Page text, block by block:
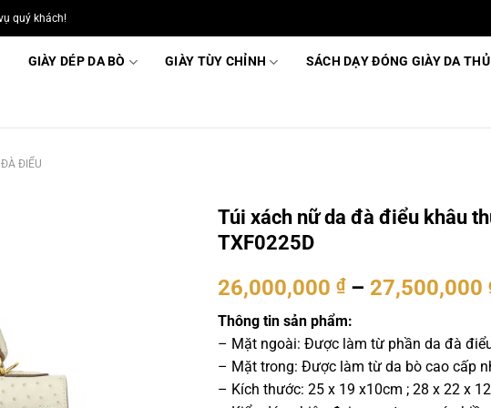
quý khách!
GIÀY DÉP DA BÒ GIÀY TÙY CHỈNH SÁCH DẠY ĐÓNG GIÀY DA
ĐIỂU
Túi xách nữ da đà điểu khâu
TXF0225D
26,000,000 ₫– 27,500,000
Thông tin sản phẩm:
– Mặt ngoài: Được làm từ phần da đà
– Mặt trong: Được làm từ da bò cao cấp
– Kích thước: 25 x 19 x10cm ; 28 x 22 x